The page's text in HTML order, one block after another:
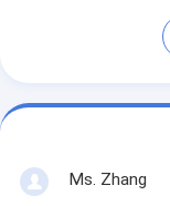
Ms. Zhang